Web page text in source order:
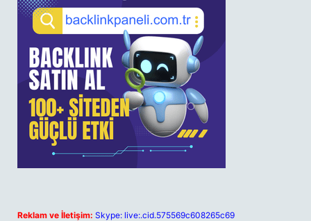
Reklam ve İletişim: Skype: live:.cid.575569c608265c69